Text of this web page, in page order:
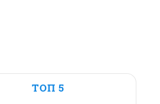
ТОП 5